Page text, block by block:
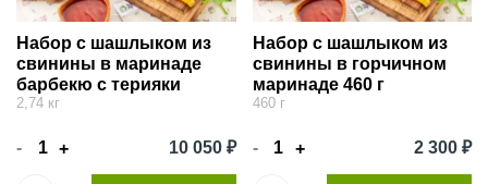
Набор с шашлыком из
свинины в маринаде
барбекю с терияки
2,74 кг
- + 10 050 ₽
Набор с шашлыком из
свинины в горчичном
маринаде 460 г
460 г
- + 2 300 ₽